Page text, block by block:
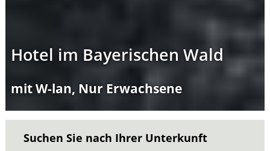
Hotel im Bayerischen Wald
mit W-lan, Nur Erwachsene
Suchen Sie nach Ihrer Unterkunft